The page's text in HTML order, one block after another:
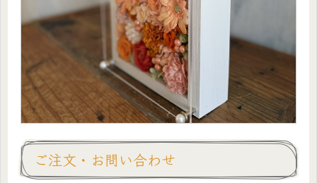
ご注文・お問い合わせ